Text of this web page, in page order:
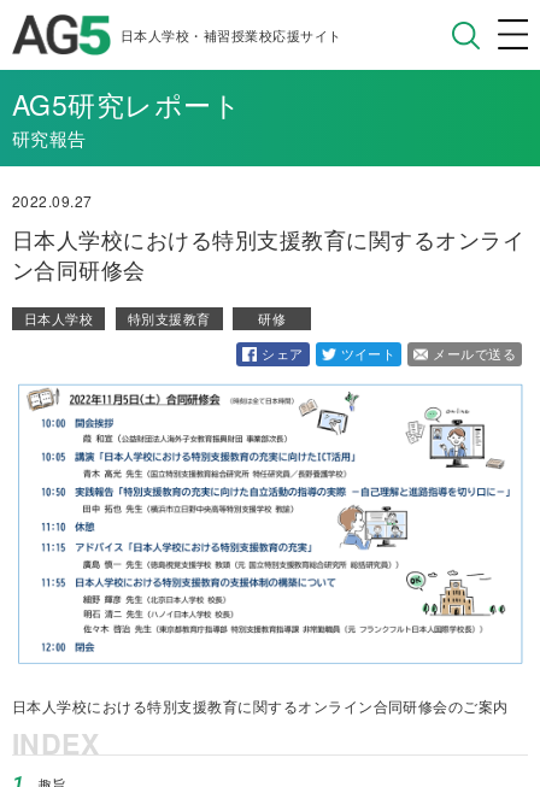
日本人学校・補習授業校応援サイト
AG5研究レポート
研究報告
2022.09.27
日本人学校における特別支援教育に関するオンライ
ン合同研修会
日本人学校 特別支援教育
研修
シェア
ツイート メールで送る
日本人学校における特別支援教育に関するオンライン合同研修会のご案内
INDEX